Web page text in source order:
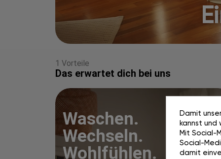
1 Vorteile
Das erwartet dich bei uns
Waschen.
Wechseln.
Wohlfühlen.
Damit
kannst und
Mit Social-
Social-
damit